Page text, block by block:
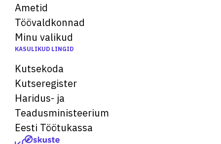
Ametid
Töövaldkonnad
Minu valikud
KASULIKUD LINGID
Kutsekoda
Kutseregister
Haridus- ja
Teadusministeerium
Eesti Töötukassa